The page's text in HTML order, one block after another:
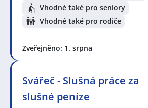
Vhodné také pro seniory
Vhodné také pro rodiče
Zveřejněno: 1. srpna
Svářeč - Slušná práce za
slušné peníze